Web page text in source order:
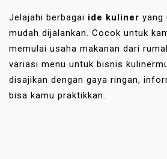
Jelajahi berbagai ide kuliner yang
mudah dijalankan. Cocok untuk
memulai usaha makanan dari
variasi menu untuk bisnis
disajikan dengan gaya ringan,
bisa kamu praktikkan.